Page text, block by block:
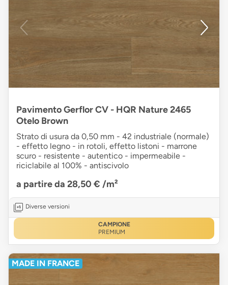
Pavimento Gerflor CV - HQR Nature 2465
Otelo Brown
Strato di usura da 0,50 mm - 42 industriale (normale)
- effetto legno - in rotoli, effetto listoni - marrone
scuro - resistente - autentico - impermeabile -
riciclabile al 100% - antiscivolo
a partire da 28,50 € /m²
Diverse versioni
CAMPIONE
PREMIUM
MADE IN FRANCE